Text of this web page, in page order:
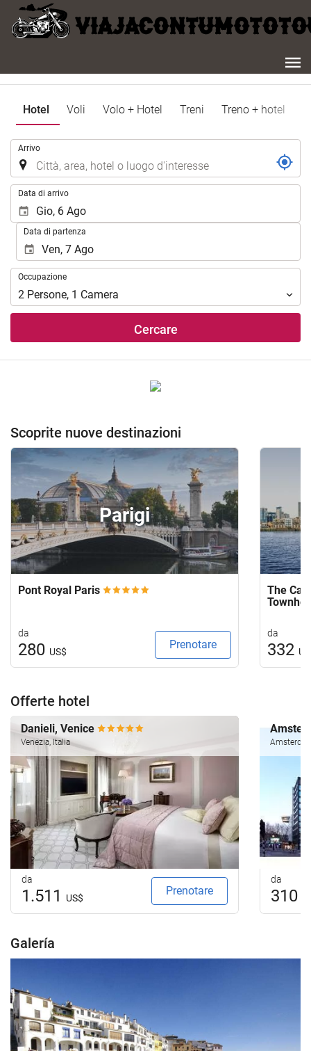
Hotel Voli Volo + Hotel Treni Treno + hotel
Arrivo
Data di arrivo
Data di partenza
Occupazione
Occupazione
2 Persone, 1 Camera
Cercare
Scoprite nuove destinazioni
Parigi
Pont Royal Paris
da
280 US$
Prenotare
The
da
332
Offerte hotel
Danieli, Venice
Venezia, Italia
da
1.511 US$
Prenotare
da
310
Galería